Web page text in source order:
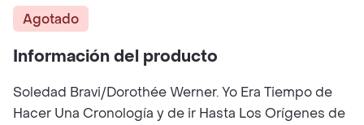
Agotado
Información del producto
Soledad Bravi/Dorothée Werner. Yo Era Tiempo de
Hacer Una Cronología y de ir Hasta Los Orígenes de